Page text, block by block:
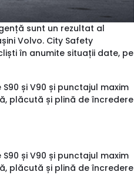
sunt un rezultat al
Volvo. City Safety
în anumite situații date, pe
și V90 și punctajul maxim
plăcută și plină de încredere
și V90 și punctajul maxim
plăcută și plină de încredere